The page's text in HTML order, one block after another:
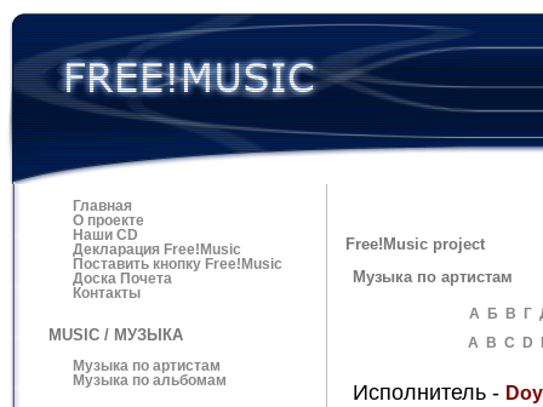
Главная
О проекте
Наши CD
Декларация Free!Music
Поставить кнопку Free!Music
Доска Почета
Контакты
MUSIC / МУЗЫКА
Музыка по артистам
Музыка по альбомам
Free!Music project
Музыка по артистам
А Б В Г
A
B C D
Исполнитель -